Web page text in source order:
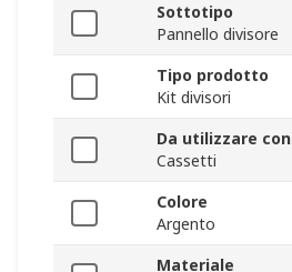
Sottotipo
Pannello divisore
Tipo prodotto
Kit divisori
Da utilizzare con
Cassetti
Colore
Argento
Materiale